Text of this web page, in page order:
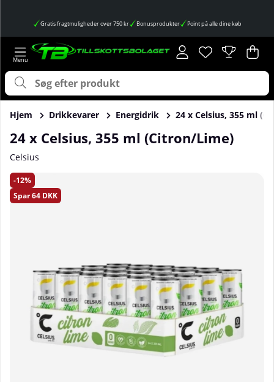
Gratis fragtmuligheder over 750 kr Bonusprodukter Point på alle dine køb
Ønskeliste
Antal på
. .
Hjem Drikkevarer Energidrik 24 x Celsius, 355 ml
24 x Celsius, 355 ml (Citron/Lime)
Celsius
12
Spar64 DKK
Produktbilleder 24 x Celsius, 355 ml (Citron/Lime)